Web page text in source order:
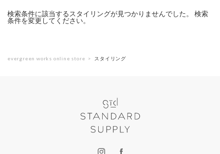
検索条件に該当するスタイリングが見つかりませんでした。 検索
条件を変更してください。
evergreen works online store スタイリング